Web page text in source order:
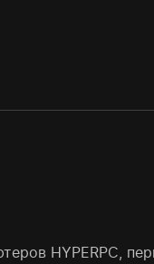
HYPERPC,